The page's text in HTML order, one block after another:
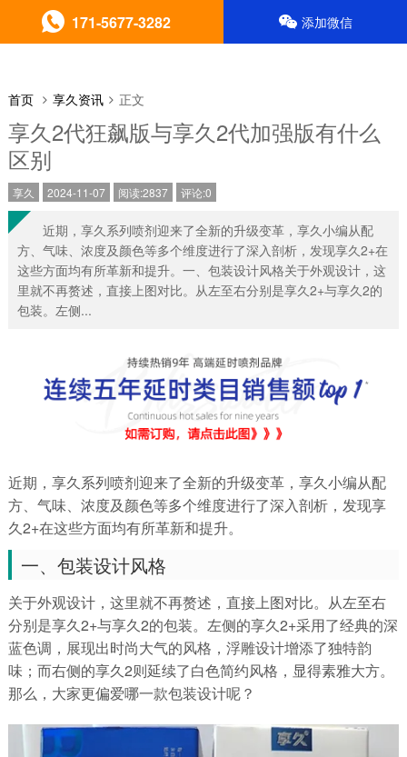
首页 享久资讯 正文
享久2代狂飙版与享久2代加强版有什么
区别
享久 2024-11-07 阅读:2837 评论:0
近期，享久系列喷剂迎来了全新的升级变革，享久小编从配
方、气味、浓度及颜色等多个维度进行了深入剖析，发现享久2+在
这些方面均有所革新和提升。一、包装设计风格关于外观设计，这
里就不再赘述，直接上图对比。从左至右分别是享久2+与享久2的
包装。左侧...
近期，享久系列喷剂迎来了全新的升级变革，享久小编从配
方、气味、浓度及颜色等多个维度进行了深入剖析，发现享
久2+在这些方面均有所革新和提升。
一、包装设计风格
关于外观设计，这里就不再赘述，直接上图对比。从左至右
分别是享久2+与享久2的包装。左侧的享久2+采用了经典的深
蓝色调，展现出时尚大气的风格，浮雕设计增添了独特韵
味；而右侧的享久2则延续了白色简约风格，显得素雅大方。
那么，大家更偏爱哪一款包装设计呢？
171-5677-3282 添加微信